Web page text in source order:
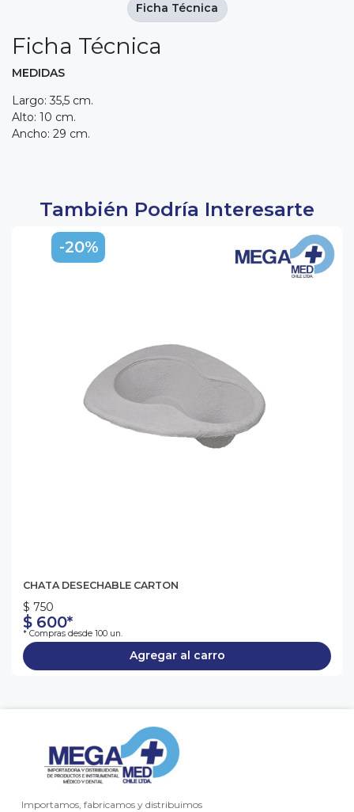
Ficha Técnica
MEDIDAS
Largo: 35,5 cm.
Alto: 10 cm.
Ancho: 29 cm.
Ficha Técnica
También Podría Interesarte
-20%
CHATA DESECHABLE CARTON
$ 750
$ 600*
* Compras desde 100 un.
Agregar al carro
Importamos, fabricamos y distribuimos